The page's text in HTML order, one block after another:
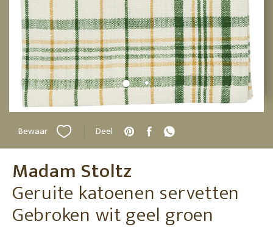
Bewaar Deel
Madam Stoltz
Geruite katoenen servetten
Gebroken wit geel groen